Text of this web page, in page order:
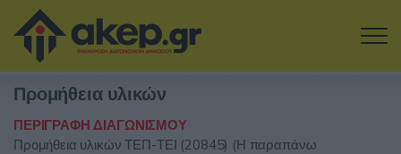
Μετάβαση στο κύριο περιεχόμενο
Η εταιρία
Αναζήτηση Διαγωνισμών
Προμήθεια υλικών
ΠΕΡΙΓΡΑΦΗ ΔΙΑΓΩΝΙΣΜΟΥ
Προμήθεια υλικών ΤΕΠ-ΤΕΙ (20845) (Η παραπάνω